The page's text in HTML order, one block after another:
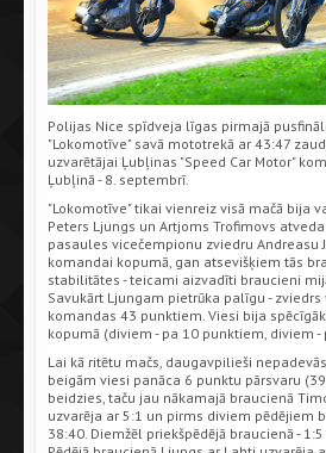
Polijas Nice spīdveja līgas pirmajā
"Lokomotīve" savā mototrekā ar 43:47
uzvarētājai Ļubļinas "Speed Car Motor"
Ļubļinā - 8. septembrī.
"Lokomotīve" tikai vienreiz visā mačā bija
Peters Ljungs un Artjoms Trofimovs
pasaules vicečempionu zviedru Andreasu
komandai kopumā, gan atsevišķiem tās
stabilitātes - teicami aizvadīti braucieni
Savukārt Ljungam pietrūka palīgu -
komandas 43 punktiem. Viesi bija
kopumā (diviem - pa 10 punktiem, diviem -
Lai kā ritētu mačs, daugavpilieši
beigām viesi panāca 6 punktu pārsvaru
beidzies, taču jau nākamajā braucienā
uzvarēja ar 5:1 un pirms diviem pēdējiem
38:40. Diemžēl priekšpēdējā braucienā - 1:5